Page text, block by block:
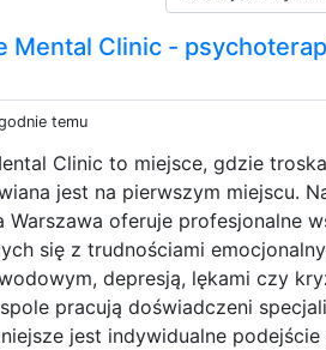
Mental Clinic -
temu
Clinic to miejsce, gdzie
jest na pierwszym miejscu.
Warszawa oferuje profesjonalne
się z trudnościami
depresją, lękami czy
pracują doświadczeni
jest indywidualne